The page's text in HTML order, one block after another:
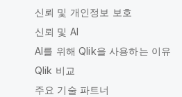
신뢰 및 개인정보 보호
신뢰 및 AI
AI를 위해 Qlik을 사용하는 이유
Qlik 비교
주요 기술 파트너